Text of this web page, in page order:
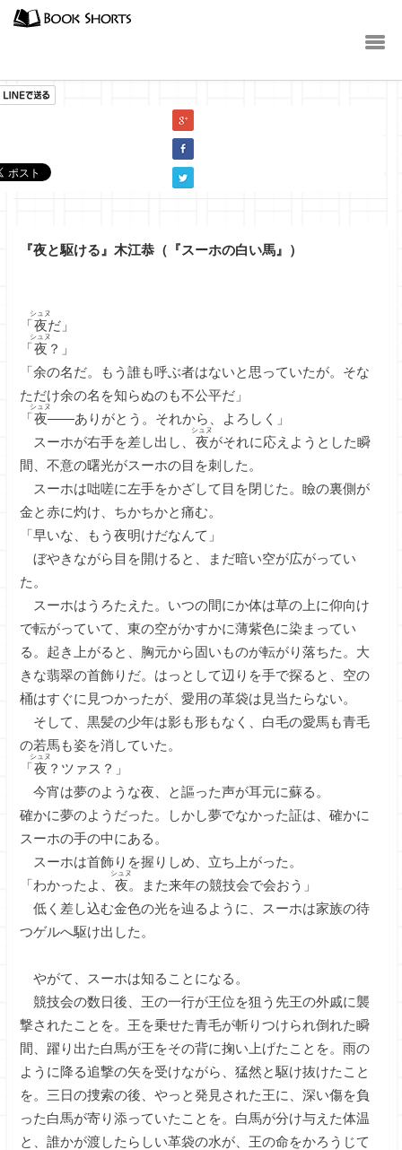
『夜と駆ける』木江恭（『スーホの白い馬』）
「夜
シュヌ
だ」
「夜
シュヌ
？」
「余の名だ。もう誰も呼ぶ者はないと思っていたが。そな
ただけ余の名を知らぬのも不公平だ」
「夜
シュヌ
――ありがとう。それから、よろしく」
スーホが右手を差し出し、 夜
シュヌ
がそれに応えようとした瞬
間、不意の曙光がスーホの目を刺した。
スーホは咄嗟に左手をかざして目を閉じた。瞼の裏側が
金と赤に灼け、ちかちかと痛む。
「早いな、もう夜明けだなんて」
ぼやきながら目を開けると、まだ暗い空が広がってい
た。
スーホはうろたえた。いつの間にか体は草の上に仰向け
で転がっていて、東の空がかすかに薄紫色に染まってい
る。起き上がると、胸元から固いものが転がり落ちた。大
きな翡翠の首飾りだ。はっとして辺りを手で探ると、空の
桶はすぐに見つかったが、愛用の革袋は見当たらない。
そして、黒髪の少年は影も形もなく、白毛の愛馬も青毛
の若馬も姿を消していた。
「夜
シュヌ
？ツァス？」
今宵は夢のような夜、と謳った声が耳元に蘇る。
確かに夢のようだった。しかし夢でなかった証は、確かに
スーホの手の中にある。
スーホは首飾りを握りしめ、立ち上がった。
「わかったよ、 夜
シュヌ
。また来年の競技会で会おう」
低く差し込む金色の光を辿るように、スーホは家族の待
つゲルへ駆け出した。
やがて、スーホは知ることになる。
競技会の数日後、王の一行が王位を狙う先王の外戚に襲
撃されたことを。王を乗せた青毛が斬りつけられ倒れた瞬
間、躍り出た白馬が王をその背に掬い上げたことを。雨の
ように降る追撃の矢を受けながら、猛然と駆け抜けたこと
を。三日の捜索の後、やっと発見された王に、深い傷を負
った白馬が寄り添っていたことを。白馬が分け与えた体温
と、誰かが渡したらしい革袋の水が、王の命をかろうじて